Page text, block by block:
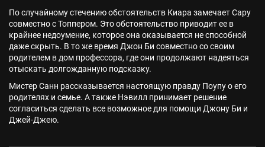
По случайному стечению обстоятельств Киара замечает Сару
совместно с Топпером. Это обстоятельство приводит ее в
крайнее недоумение, которое она оказывается не способной
даже скрыть. В то же время Джон Би совместно со своим
родителем в дом профессора, где они продолжают надеяться
отыскать долгожданную подсказку.
Мистер Санн рассказывается настоящую правду Поупу о его
родителях и семье. А также Нэвилл принимает решение
согласиться сделать все возможное для помощи Джону Би и
Джей-Джею.